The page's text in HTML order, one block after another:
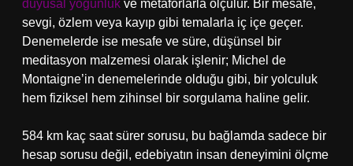
duyusal yoğunluk ve metaforlarla ölçülür. Bir mesafe,
sevgi, özlem veya kayıp gibi temalarla iç içe geçer.
Denemelerde ise mesafe ve süre, düşünsel bir
meditasyon malzemesi olarak işlenir; Michel de
Montaigne’in denemelerinde olduğu gibi, bir yolculuk
hem fiziksel hem zihinsel bir sorgulama haline gelir.
584 km kaç saat sürer sorusu, bu bağlamda sadece bir
hesap sorusu değil, edebiyatın insan deneyimini ölçme